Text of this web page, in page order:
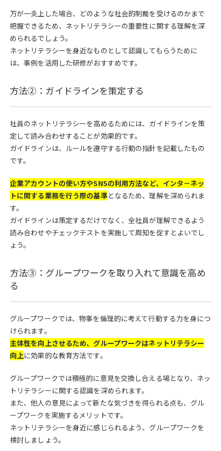
万が一炎上した場合、どのような社会的制裁を受けるのかまで
把握できるため、ネットリテラシーの重要性に関する理解を深
められるでしょう。
ネットリテラシーを身近なものとして認識してもらうために
は、事例を活用した研修がおすすめです。
方法②：ガイドラインを策定する
社員のネットリテラシーを高めるためには、ガイドラインを策
定して読み合わせすることが効果的です。
ガイドラインは、ルールを遵守する行動の指針を記載したもの
です。
企業アカウントの使い方やSNSの利用方法など、インタ－ネッ
トに関する業務を行う際の基準となるため、理解を深められま
す。
ガイドラインは策定するだけでなく、全社員が理解できるよう
読み合わせやチェックテストを実施して周知を促すとよいでし
ょう。
方法③：グループワークを取り入れて意識を高め
る
グループワークでは、物事を倫理的に考えて行動する力を身につ
けられます。
主体性を向上させるため、グループワークはネットリテラシー
向上に効果的な教育方法です。
グループワークでは積極的に意見を交換し合える場となり、ネッ
トリテラシーに関する認識を深められます。
また、他人の意見によって新たな気づきを得られる点も、グル
ープワークを実施するメリットです。
ネットリテラシーを身近に感じられるよう、グループワークを
検討しましょう。